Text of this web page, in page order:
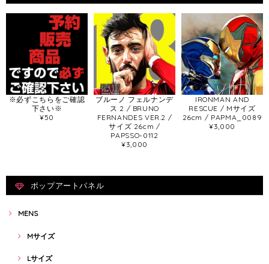
※必ずこちらをご確認
下さい※
¥50
ブルーノ フェルナンデ
ス 2 / BRUNO
FERNANDES VER.2 /
サイズ 26cm /
PAPSSO-0112
¥3,000
IRONMAN AND
RESCUE / Mサイズ
26cm / PAPMA_0089
¥3,000
ポップアートパネル
MENS
Mサイズ
Lサイズ